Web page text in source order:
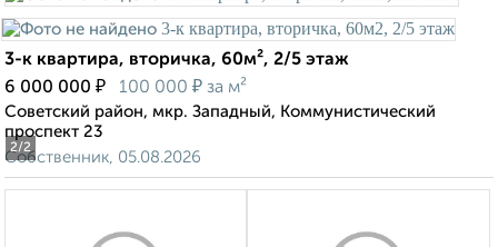
2/2
3-к квартира, вторичка, 60м², 2/5 этаж
6 000 000 ₽ 100 000 ₽ за м²
Советский район, мкр. Западный, Коммунистический
проспект 23
Собственник, 05.08.2026